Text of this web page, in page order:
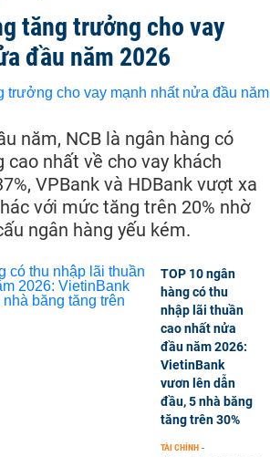
tăng trưởng cho vay
đầu năm 2026
năm, NCB là ngân hàng có
nhất về cho vay khách
VPBank và HDBank vượt xa
với mức tăng trên 20% nhờ
ngân hàng yếu kém.
TOP 10 ngân
hàng có thu
nhập lãi thuần
cao nhất nửa
đầu năm 2026:
VietinBank
vươn lên dẫn
đầu, 5 nhà băng
tăng trên 30%
TÀI CHÍNH -